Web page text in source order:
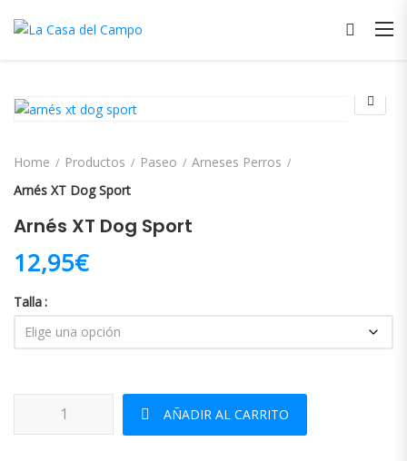
Home Productos Paseo
Arneses Perros
Arnés XT Dog Sport
Arnés XT Dog Sport
12,95€
Talla
AÑADIR AL CARRITO